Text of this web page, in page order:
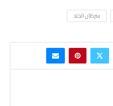
سرطان الجلد